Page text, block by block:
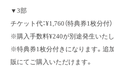
▼3部
チケット代：¥1,760（特典券1枚分付）
※購入手数料¥240が別途発生いたし
※特典券1枚分付きになります。追
販にてご購入いただけます。